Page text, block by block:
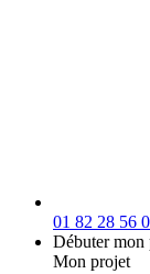
01 82 28 56
Débuter mon
Mon projet